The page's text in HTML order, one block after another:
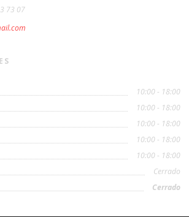
73 07
10:00 - 18:00
10:00 - 18:00
10:00 - 18:00
10:00 - 18:00
10:00 - 18:00
Cerrado
Cerrado